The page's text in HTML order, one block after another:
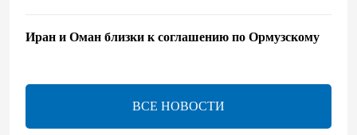
Иран и Оман близки к соглашению по Ормузскому
17:46 8 августа 2026
Телефонный разговор лидеров - показатель
ВСЕ НОВОСТИ